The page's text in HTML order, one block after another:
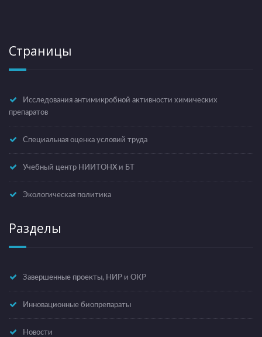
Страницы
Исследования антимикробной активности химических
препаратов
Специальная оценка условий труда
Учебный центр НИИТОНХ и БТ
Экологическая политика
Разделы
Завершенные проекты, НИР и ОКР
Инновационные биопрепараты
Новости